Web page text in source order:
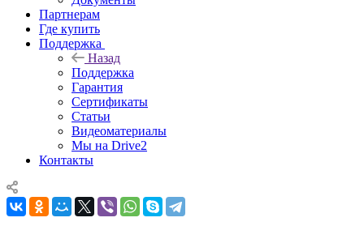
Партнерам
Где купить
Поддержка
Назад
Поддержка
Гарантия
Сертификаты
Статьи
Видеоматериалы
Мы на Drive2
Контакты